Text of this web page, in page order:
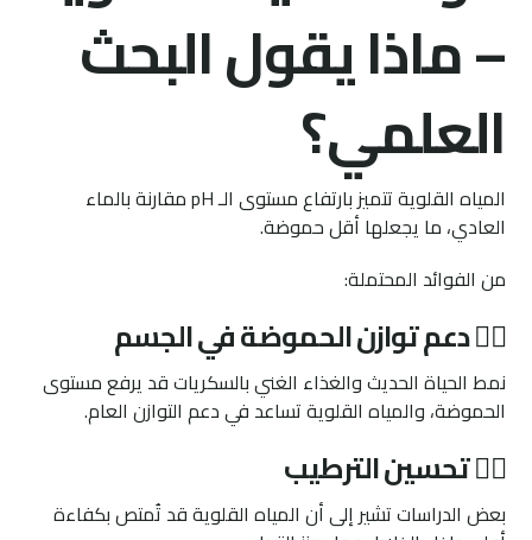
– ماذا يقول البحث
العلمي؟
المياه القلوية تتميز بارتفاع مستوى الـ pH مقارنة بالماء
العادي، ما يجعلها أقل حموضة.
من الفوائد المحتملة:
١️⃣ دعم توازن الحموضة في الجسم
نمط الحياة الحديث والغذاء الغني بالسكريات قد يرفع مستوى
الحموضة، والمياه القلوية تساعد في دعم التوازن العام.
٢️⃣ تحسين الترطيب
بعض الدراسات تشير إلى أن المياه القلوية قد تُمتص بكفاءة